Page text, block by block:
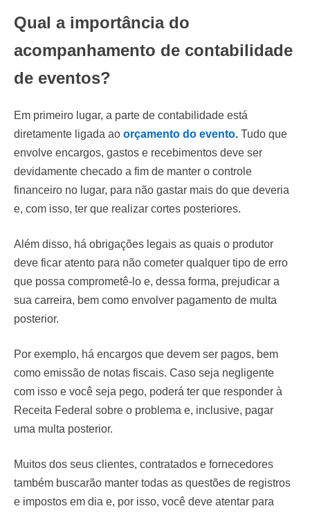
Qual a importância do
acompanhamento de contabilidade
de eventos?
Em primeiro lugar, a parte de contabilidade está
diretamente ligada ao orçamento do evento. Tudo que
envolve encargos, gastos e recebimentos deve ser
devidamente checado a fim de manter o controle
financeiro no lugar, para não gastar mais do que deveria
e, com isso, ter que realizar cortes posteriores.
Além disso, há obrigações legais as quais o produtor
deve ficar atento para não cometer qualquer tipo de erro
que possa comprometê-lo e, dessa forma, prejudicar a
sua carreira, bem como envolver pagamento de multa
posterior.
Por exemplo, há encargos que devem ser pagos, bem
como emissão de notas fiscais. Caso seja negligente
com isso e você seja pego, poderá ter que responder à
Receita Federal sobre o problema e, inclusive, pagar
uma multa posterior.
Muitos dos seus clientes, contratados e fornecedores
também buscarão manter todas as questões de registros
e impostos em dia e, por isso, você deve atentar para